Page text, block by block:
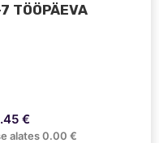
€
alates 0.00 €
TÖÖPÄEVA